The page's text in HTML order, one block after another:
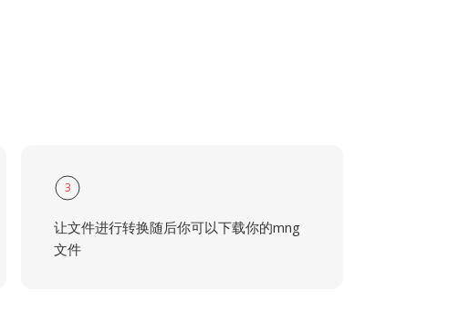
3
让文件进行转换随后你可以下载你的mng
文件